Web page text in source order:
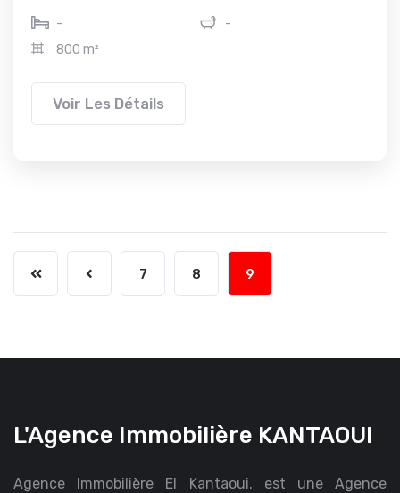
-
-
800 m²
Voir Les Détails
7 8 9
L'Agence Immobilière KANTAOUI
Agence Immobilière El Kantaoui. est une Agence